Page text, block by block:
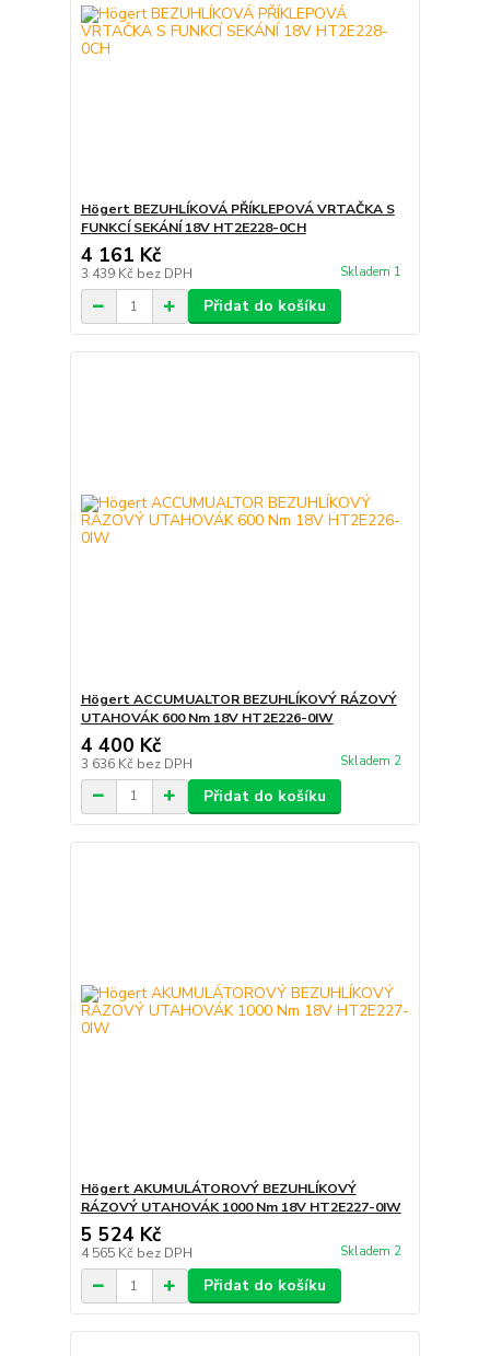
Högert BEZUHLÍKOVÁ PŘÍKLEPOVÁ VRTAČKA S
FUNKCÍ SEKÁNÍ 18V HT2E228-0CH
4 161 Kč
3 439 Kč bez DPH Skladem 1
Přidat do košíku
Högert ACCUMUALTOR BEZUHLÍKOVÝ RÁZOVÝ
UTAHOVÁK 600 Nm 18V HT2E226-0IW
4 400 Kč
3 636 Kč bez DPH Skladem 2
Přidat do košíku
Högert AKUMULÁTOROVÝ BEZUHLÍKOVÝ
RÁZOVÝ UTAHOVÁK 1000 Nm 18V HT2E227-0IW
5 524 Kč
4 565 Kč bez DPH Skladem 2
Přidat do košíku